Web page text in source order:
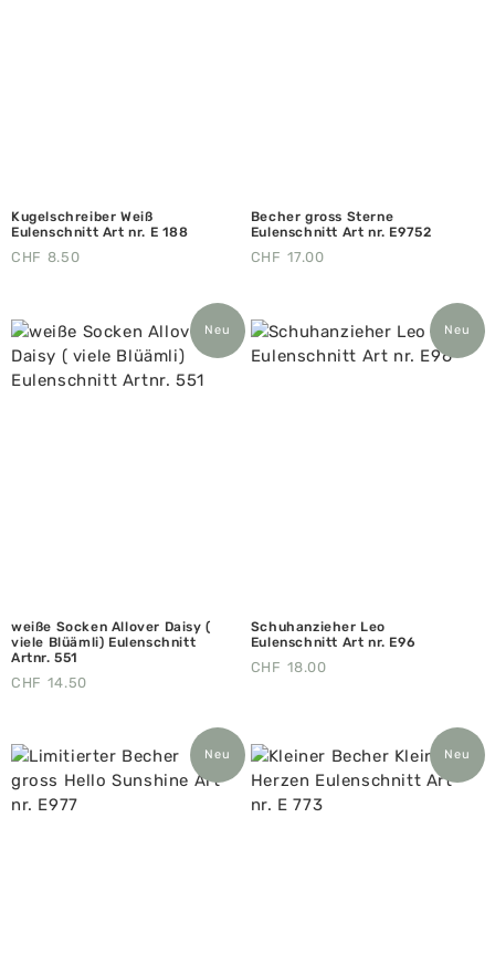
Kugelschreiber Weiß
Eulenschnitt Art nr. E 188
CHF 8.50
Becher gross Sterne
Eulenschnitt Art nr. E9752
CHF 17.00
Neu
weiße Socken Allover Daisy (
viele Blüämli) Eulenschnitt
Artnr. 551
CHF 14.50
Neu
Schuhanzieher Leo
Eulenschnitt Art nr. E96
CHF 18.00
Neu Neu